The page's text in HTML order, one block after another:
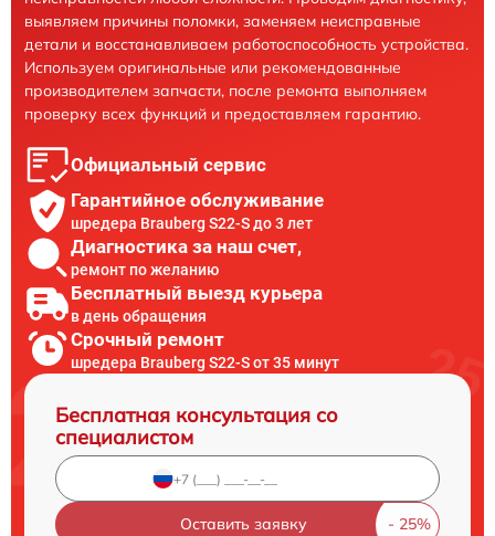
выявляем причины поломки, заменяем неисправные
детали и восстанавливаем работоспособность устройства.
Используем оригинальные или рекомендованные
производителем запчасти, после ремонта выполняем
проверку всех функций и предоставляем гарантию.
Официальный сервис
Гарантийное обслуживание
шредера Brauberg S22-S до 3 лет
Диагностика за наш счет,
ремонт по желанию
Бесплатный выезд курьера
в день обращения
Срочный ремонт
шредера Brauberg S22-S от 35 минут
Бесплатная консультация со
специалистом
Оставить заявку